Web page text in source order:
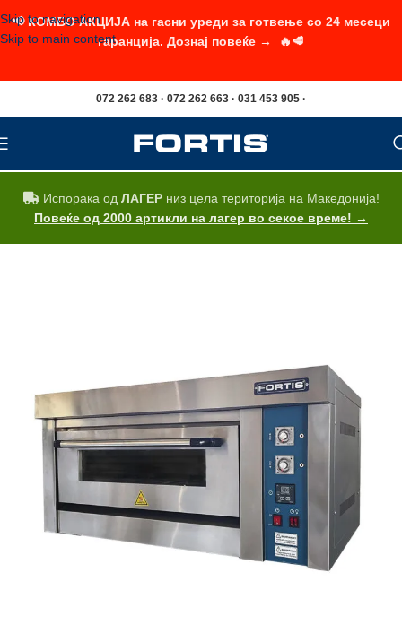
Skip to navigation
Skip to main content
072 262 683 · 072 262 663 · 031 453 905 ·
Испорака од ЛАГЕРниз цела територија на Македонија!
Повеќе од 2000 артикли на лагер во секое време! →
📢 КОМБО АКЦИЈА на гасни уреди за готвење со 24 месеци
гаранција. Дознај повеќе → 🔥🥩